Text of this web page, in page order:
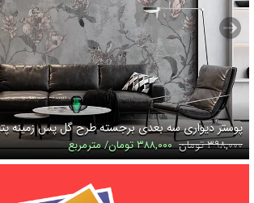
پوستر دیواری سه بعدی برجسته طرح گل پس زمینه
۳۹۸,۰۰۰ تومان ۳۸۸,۰۰۰ تومان/ مترمربع